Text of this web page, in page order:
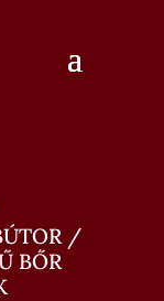
/
BŐR